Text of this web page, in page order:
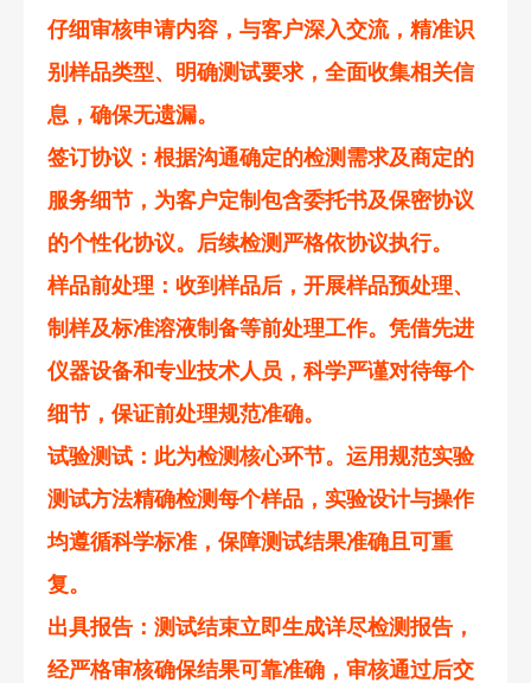
仔细审核申请内容，与客户深入交流，精准识
别样品类型、明确测试要求，全面收集相关信
息，确保无遗漏。
签订协议 ：根据沟通确定的检测需求及商定的
服务细节，为客户定制包含委托书及保密协议
的个性化协议。后续检测严格依协议执行。
样品前处理 ：收到样品后，开展样品预处理、
制样及标准溶液制备等前处理工作。凭借先进
仪器设备和专业技术人员，科学严谨对待每个
细节，保证前处理规范准确。
试验测试 ：此为检测核心环节。运用规范实验
测试方法精确检测每个样品，实验设计与操作
均遵循科学标准，保障测试结果准确且可重
复。
出具报告 ：测试结束立即生成详尽检测报告，
经严格审核确保结果可靠准确，审核通过后交